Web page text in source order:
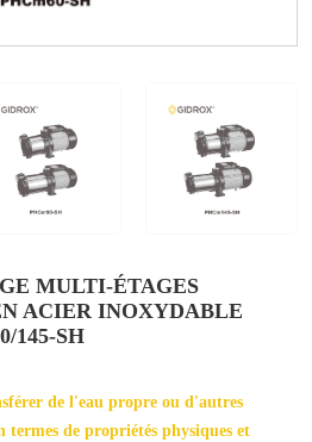
MULTI-ÉTAGES
ACIER INOXYDABLE
145-SH
de l'eau propre ou d'autres
termes de propriétés physiques et